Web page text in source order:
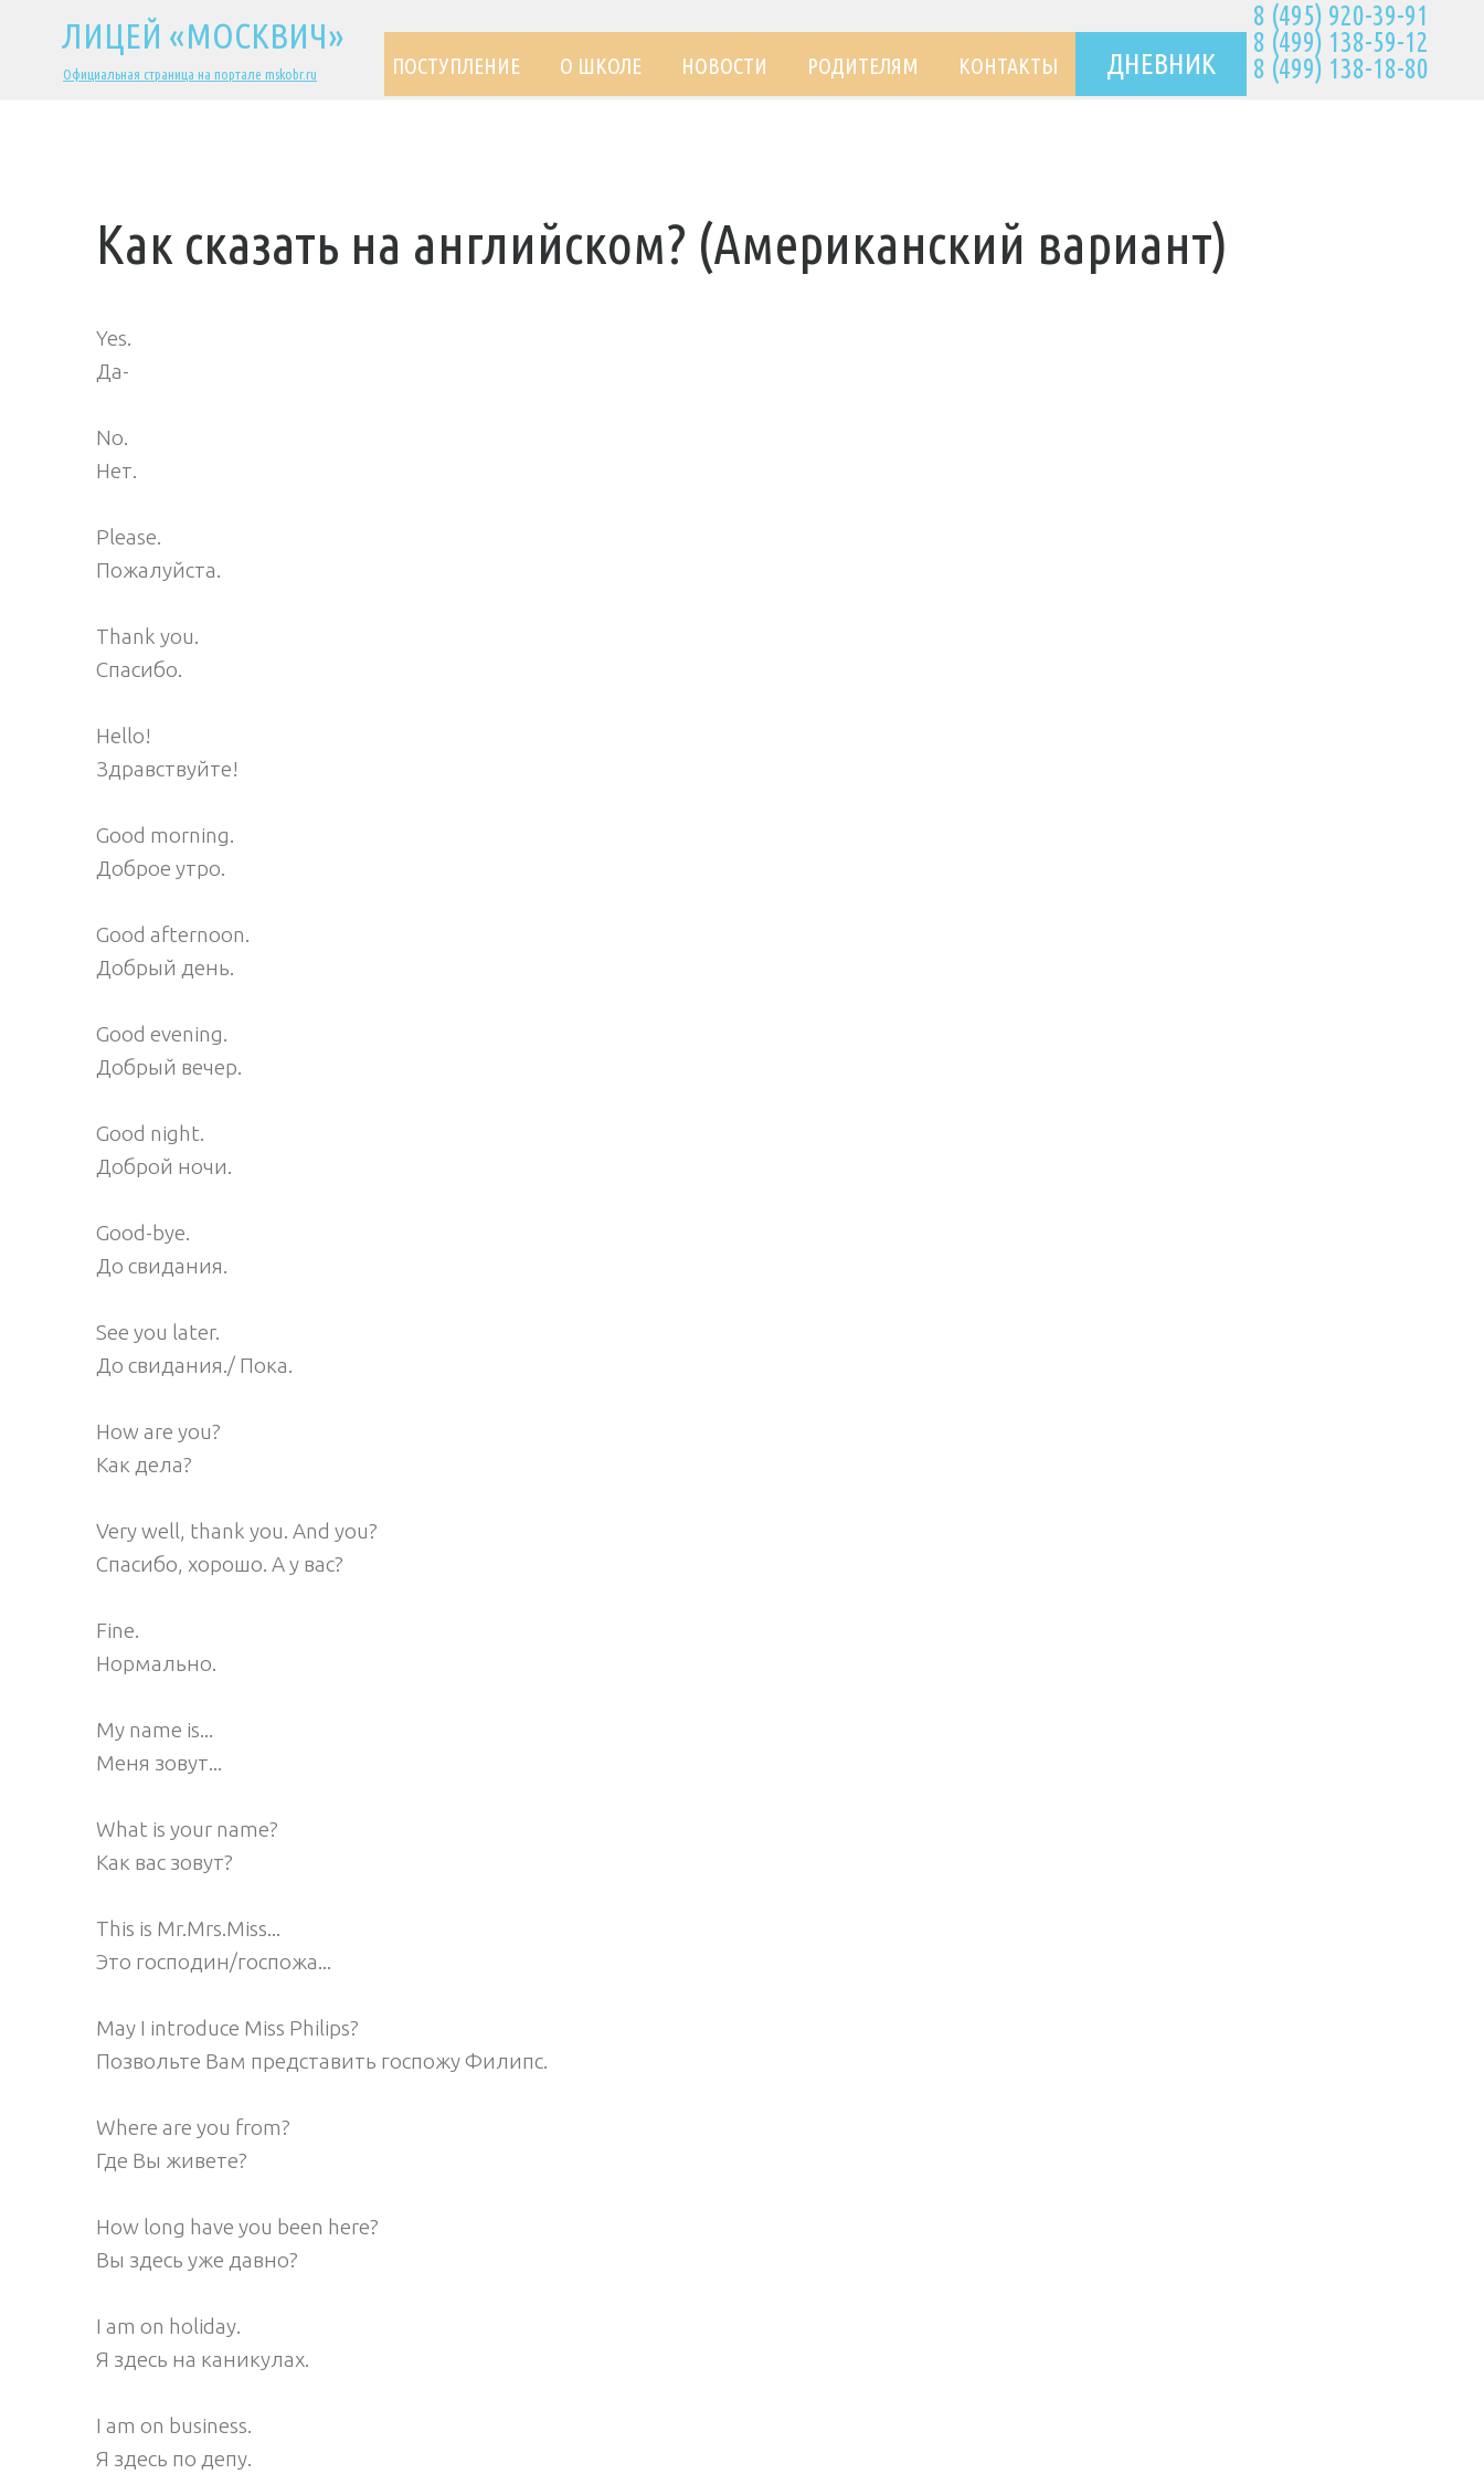
8 (495) 920-39-91
8 (499) 138-59-12
8 (499) 138-18-80
ЛИЦЕЙ «МОСКВИЧ»
Официальная страница на портале mskobr.ru ПОСТУПЛЕНИЕ О ШКОЛЕ НОВОСТИ РОДИТЕЛЯМ КОНТАКТЫ ДНЕВНИК
Как сказать на английском? (Американский вариант)
Yes.
Да-
No.
Нет.
Please.
Пожалуйста.
Thank you.
Спасибо.
Hello!
Здравствуйте!
Good morning.
Доброе утро.
Good afternoon.
Добрый день.
Good evening.
Добрый вечер.
Good night.
Доброй ночи.
Good-bye.
До свидания.
See you later.
До свидания./ Пока.
How are you?
Как дела?
Very well, thank you. And you?
Спасибо, хорошо. А у вас?
Fine.
Нормально.
My name is...
Меня зовут...
What is your name?
Как вас зовут?
This is Mr.Mrs.Miss...
Это господин/госпожа...
May I introduce Miss Philips?
Позвольте Вам представить госпожу Филипс.
Where are you from?
Где Вы живете?
How long have you been here?
Вы здесь уже давно?
I am on holiday.
Я здесь на каникулах.
I am on business.
Я здесь по депу.